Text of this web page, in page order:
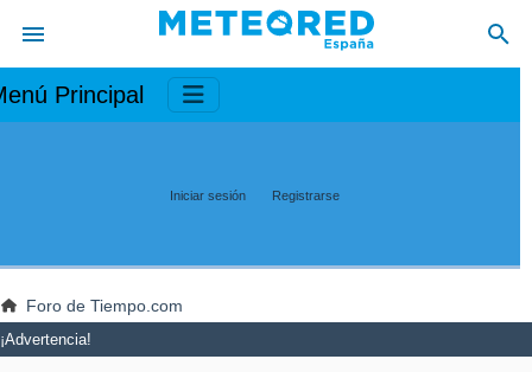
Principal
Iniciar sesión Registrarse
Foro de Tiempo.com
¡Advertencia!